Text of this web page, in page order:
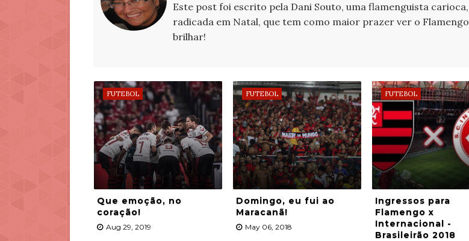
Este post foi escrito pela Dani Souto, uma flamenguista carioca,
radicada em Natal, que tem como maior prazer ver o Flamengo
brilhar!
FUTEBOL
Que emoção, no
coração!
Aug 29, 2019
FUTEBOL
Domingo, eu fui ao
Maracanã!
May 06, 2018
FUTEBOL
Ingressos para
Flamengo x
Internacional -
Brasileirão 2018